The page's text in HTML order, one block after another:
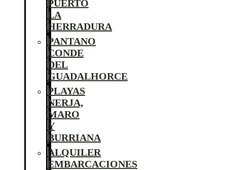
PUERTO
LA
HERRADURA
PANTANO
CONDE
DEL
GUADALHORCE
PLAYAS
NERJA,
MARO
Y
BURRIANA
ALQUILER
EMBARCACIONES